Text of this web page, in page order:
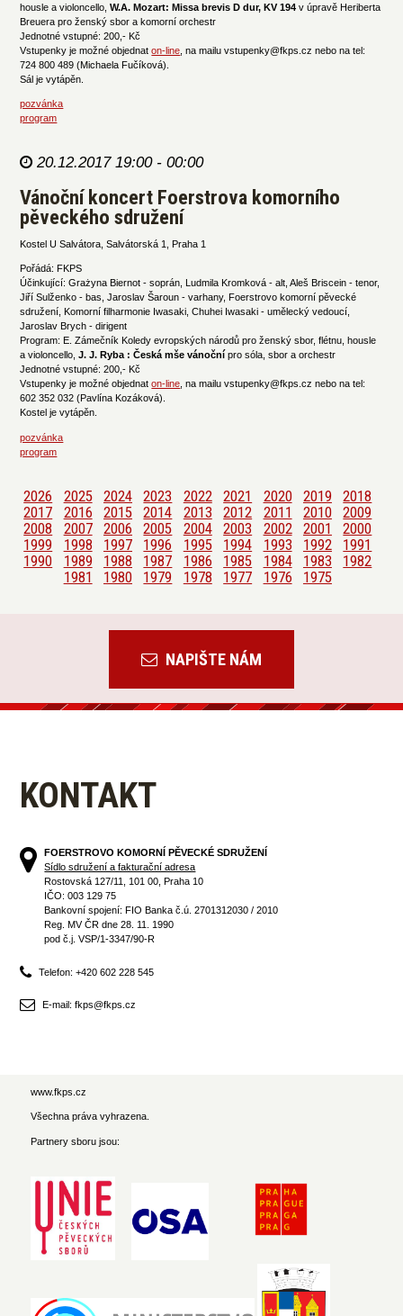
housle a violoncello,W.A. Mozart: Missa brevis D dur, KV 194 v úpravě Heriberta
Breuera pro ženský sbor a komorní orchestr
Jednotné vstupné: 200,- Kč
Vstupenky je možné objednaton-line , na mailu vstupenky@fkps.cz nebo na tel:
724 800 489 (Michaela Fučíková).
Sál je vytápěn.
pozvánka
program
20.12.2017 19:00 - 00:00
Vánoční koncert Foerstrova komorního
pěveckého sdružení
Kostel U Salvátora, Salvátorská 1, Praha 1
Pořádá: FKPS
Účinkující: Grażyna Biernot - soprán, Ludmila Kromková - alt, Aleš Briscein - tenor,
Jiří Sulženko - bas, Jaroslav Šaroun - varhany, Foerstrovo komorní pěvecké
sdružení, Komorní filharmonie Iwasaki, Chuhei Iwasaki - umělecký vedoucí,
Jaroslav Brych - dirigent
Program: E. Zámečník Koledy evropských národů pro ženský sbor, flétnu, housle
a violoncello, J. J. Ryba : Česká mše vánočnípro sóla, sbor a orchestr
Jednotné vstupné: 200,- Kč
Vstupenky je možné objednaton-line , na mailu vstupenky@fkps.cz nebo na tel:
602 352 032 (Pavlína Kozáková).
Kostel je vytápěn.
pozvánka
program
2026 2025 2024 2023 2022 2021 2020 2019
2018
2017
2016 2015 2014 2013 2012 2011 2010
2009
2008
2007 2006 2005 2004 2003 2002 2001
2000
1999
1998 1997 1996 1995 1994 1993 1992
1991
1990
1989 1988 1987 1986 1985 1984 1983
1982
1981
1980 1979 1978 1977 1976 1975
NAPIŠTE NÁM
KONTAKT
FOERSTROVO KOMORNÍ PĚVECKÉ SDRUŽENÍ
Sídlo sdružení a fakturační adresa
Rostovská 127/11, 101 00, Praha 10
IČO: 003 129 75
Bankovní spojení: FIO Banka č.ú. 2701312030 / 2010
Reg. MV ČR dne 28. 11. 1990
pod č.j. VSP/1-3347/90-R
Telefon: +420 602 228 545
E-mail: fkps@fkps.cz
www.fkps.cz
Všechna práva vyhrazena.
Partnery sboru jsou: